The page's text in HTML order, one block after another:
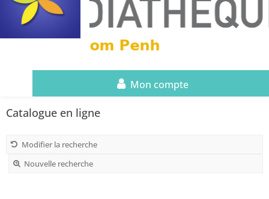
Mon compte
Catalogue en ligne
Modifier la recherche
Nouvelle recherche